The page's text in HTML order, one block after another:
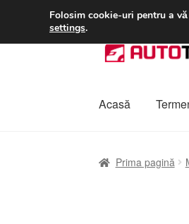
LIVRARE de
Sari
la
Sari
la
Acasă
Prima pagină
Folosim cookie-uri pentru a
settings.